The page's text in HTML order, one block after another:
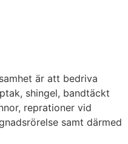
är att bedriva
shingel, bandtäckt
reprationer vid
samt därmed